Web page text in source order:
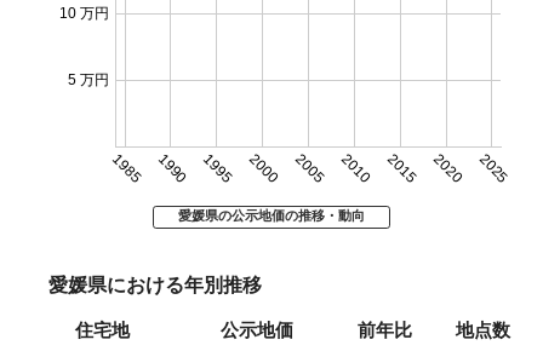
1985 1990 1995 2000 2005 2010 2015 2020 2025
5 万円
10 万円
愛媛県の公示地価の推移・動向
愛媛県における年別推移
住宅地 公示地価 前年比 地点数